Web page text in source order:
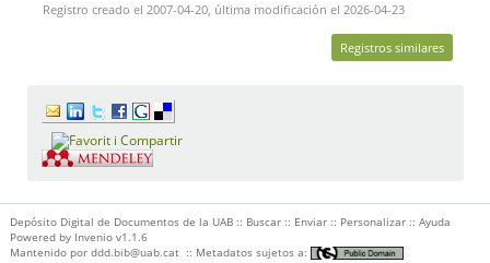
Registro creado el 2007-04-20, última modificación el 2026-04-23
Registros similares
Depósito Digital de Documentos de la UAB :: Buscar:: Enviar:: Personalizar:: Ayuda
Powered by Inveniov1.1.6
Mantenido por ddd.bib@uab.cat:: Metadatos sujetos a: